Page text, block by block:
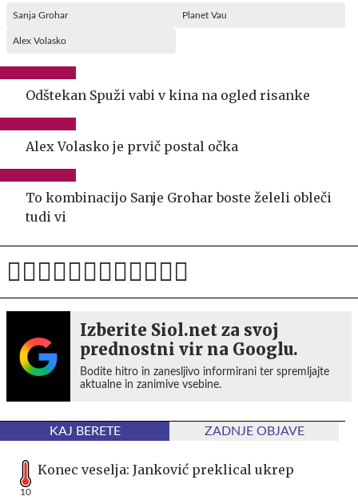
Sanja Grohar Planet Vau
Alex Volasko
Odštekan Spuži vabi v kina na ogled risanke
Alex Volasko je prvič postal očka
To kombinacijo Sanje Grohar boste želeli obleči
tudi vi
Izberite Siol.net za svoj
prednostni vir na Googlu.
Bodite hitro in zanesljivo informirani ter spremljajte
aktualne in zanimive vsebine.
KAJ BERETE ZADNJE OBJAVE
10
Konec veselja: Janković preklical ukrep